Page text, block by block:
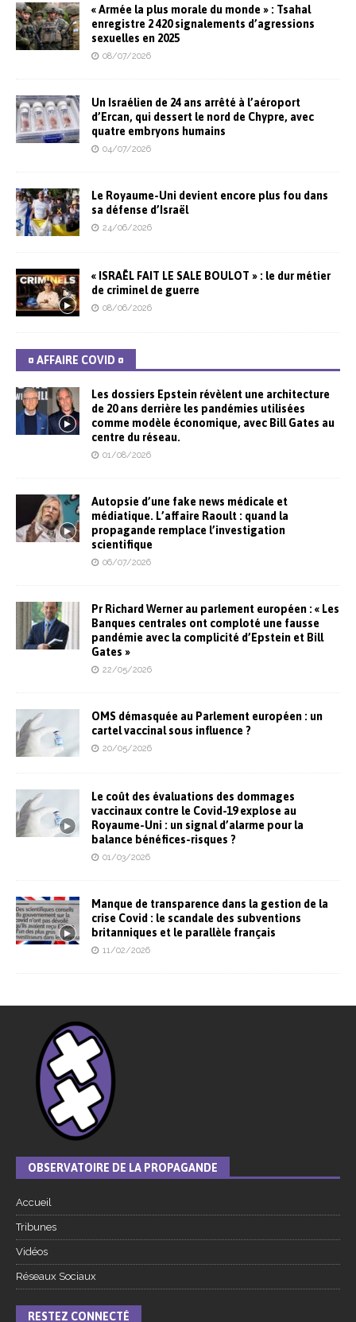
« Armée la plus morale du monde » : Tsahal
enregistre 2 420 signalements d’agressions
sexuelles en 2025
08/07/2026
Un Israélien de 24 ans arrêté à l’aéroport
d’Ercan, qui dessert le nord de Chypre, avec
quatre embryons humains
04/07/2026
Le Royaume-Uni devient encore plus fou dans
sa défense d’Israël
24/06/2026
« ISRAËL FAIT LE SALE BOULOT » : le dur métier
de criminel de guerre
08/06/2026
¤ AFFAIRE COVID ¤
Les dossiers Epstein révèlent une architecture
de 20 ans derrière les pandémies utilisées
comme modèle économique, avec Bill Gates au
centre du réseau.
01/08/2026
Autopsie d’une fake news médicale et
médiatique. L’affaire Raoult : quand la
propagande remplace l’investigation
scientifique
06/07/2026
Pr Richard Werner au parlement européen : « Les
Banques centrales ont comploté une fausse
pandémie avec la complicité d’Epstein et Bill
Gates »
22/05/2026
OMS démasquée au Parlement européen : un
cartel vaccinal sous influence ?
20/05/2026
Le coût des évaluations des dommages
vaccinaux contre le Covid-19 explose au
Royaume-Uni : un signal d’alarme pour la
balance bénéfices-risques ?
01/03/2026
Manque de transparence dans la gestion de la
crise Covid : le scandale des subventions
britanniques et le parallèle français
11/02/2026
OBSERVATOIRE DE LA PROPAGANDE
Accueil
Tribunes
Vidéos
Réseaux Sociaux
RESTEZ CONNECTÉ